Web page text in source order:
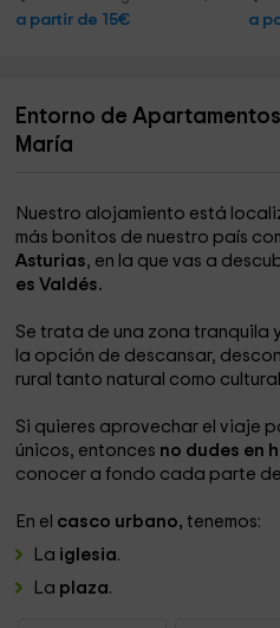
a partir de 15€ a
Entorno de
María
Nuestro alojamiento está
más bonitos de nuestro país
Asturias, en la que vas a
es Valdés.
Se trata de una zona tranquila
la opción de descansar,
rural tanto natural como
Si quieres aprovechar el viaje
únicos, entonces no dudes en
conocer a fondo cada parte
En el casco urbano, tenemos:
La iglesia.
La plaza.